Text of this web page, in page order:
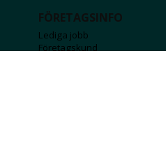
FÖRETAGSINFO
Lediga jobb
Företagskund